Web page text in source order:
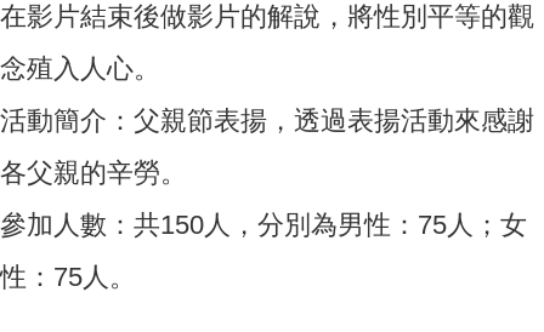
在影片結束後做影片的解說，將性別平等的觀
念殖入人心。
活動簡介：父親節表揚，透過表揚活動來感謝
各父親的辛勞。
參加人數：共150人，分別為男性：75人；女
性：75人。